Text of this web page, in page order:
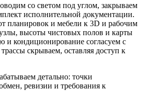
со светом под углом, закрываем
исполнительной документации.
планировок и мебели к 3D и рабочим
высоты чистовых полов и карты
и кондиционирование согласуем с
скрываем, оставляя доступ к
детально: точки
ревизии и требования к